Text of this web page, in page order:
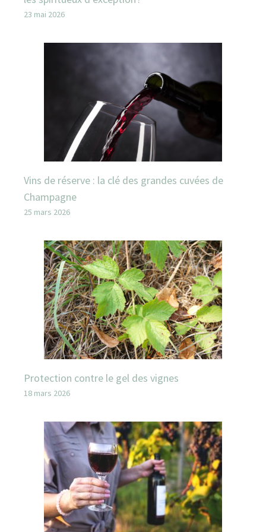
23 mai 2026
Vins de réserve : la clé des grandes cuvées de
Champagne
25 mars 2026
Protection contre le gel des vignes
18 mars 2026